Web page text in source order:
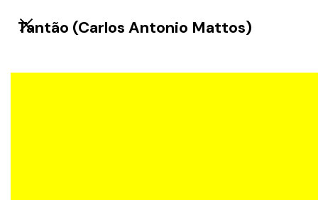
Tantão (Carlos Antonio Mattos)